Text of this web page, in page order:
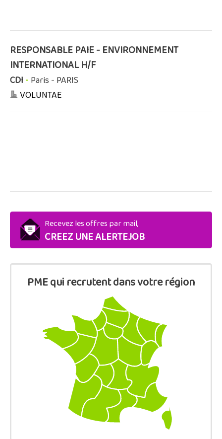
RESPONSABLE PAIE - ENVIRONNEMENT
INTERNATIONAL H/F
CDI • Paris - PARIS
VOLUNTAE
Recevez les offres par mail,
CREEZ UNE ALERTEJOB
PME qui recrutent dans votre région